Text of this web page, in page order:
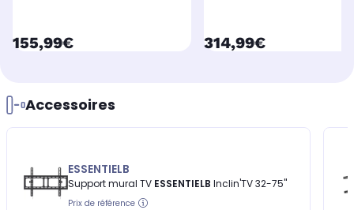
currentPrice
155,99€ currentPrice
314,99€
Accessoires
ESSENTIELB
Support mural TV ESSENTIELB Inclin'TV 32-75''
Prix de référence